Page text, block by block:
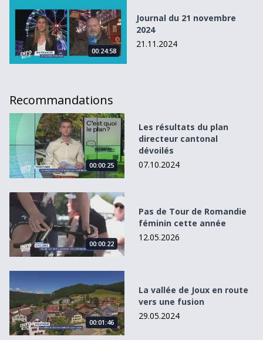
00:24:58
Journal du 21 novembre
2024
21.11.2024
Recommandations
Les résultats du plan directeur cantonal dévoilés
00:00:25
Les résultats du plan
directeur cantonal
dévoilés
07.10.2024
Pas de Tour de Romandie féminin cette année
00:00:22
Pas de Tour de Romandie
féminin cette année
12.05.2026
00:01:46
La vallée de Joux en route
vers une fusion
29.05.2024